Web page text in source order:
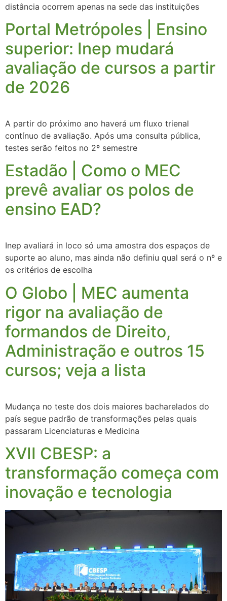
distância ocorrem apenas na sede das instituições
Portal Metrópoles | Ensino
superior: Inep mudará
avaliação de cursos a partir
de 2026
A partir do próximo ano haverá um fluxo trienal
contínuo de avaliação. Após uma consulta pública,
testes serão feitos no 2º semestre
Estadão | Como o MEC
prevê avaliar os polos de
ensino EAD?
Inep avaliará in loco só uma amostra dos espaços de
suporte ao aluno, mas ainda não definiu qual será o nº e
os critérios de escolha
O Globo | MEC aumenta
rigor na avaliação de
formandos de Direito,
Administração e outros 15
cursos; veja a lista
Mudança no teste dos dois maiores bacharelados do
país segue padrão de transformações pelas quais
passaram Licenciaturas e Medicina
XVII CBESP: a
transformação começa com
inovação e tecnologia